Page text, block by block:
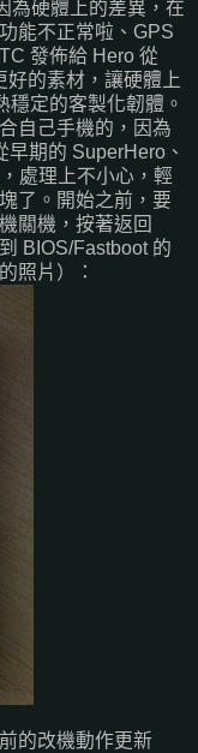
為硬體上的差異，在
能不正常啦、GPS
發佈給 Hero 從
好的素材，讓硬體上
定的客製化韌體。
自己手機的，因為
早期的 SuperHero、
處理上不小心，輕
了。開始之前，要
關機，按著返回
BIOS/Fastboot 的
照片）：
的改機動作更新